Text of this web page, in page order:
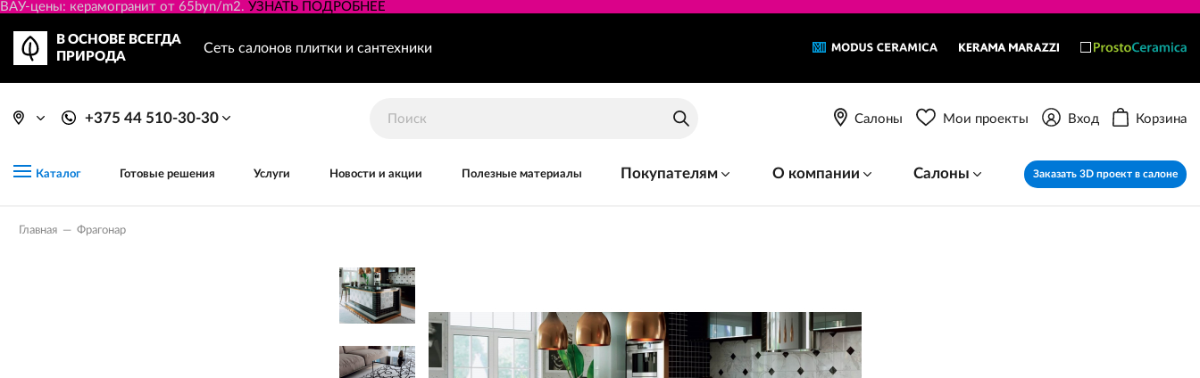
ВАУ-цены: керамогранит от 65byn/m2. УЗНАТЬ ПОДРОБНЕЕ
В ОСНОВЕ ВСЕГДА
ПРИРОДА
Сеть салонов плитки и сантехники
+375 44 510-30-30 Салоны Мои проекты Вход Корзина
Каталог Готовые решения Услуги Новости и акции Полезные материалы Покупателям О компании Салоны Заказать 3D проект в салоне
Главная — Фрагонар